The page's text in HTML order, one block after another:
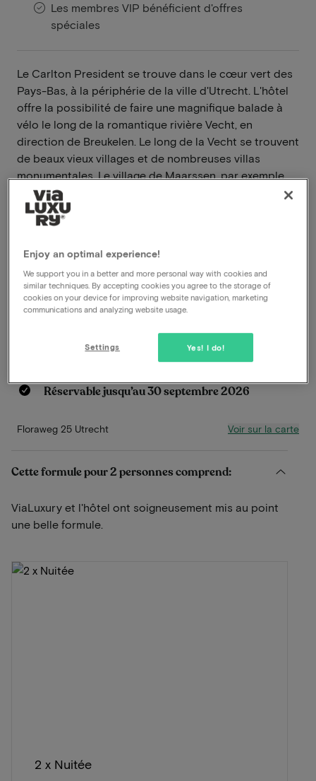
Les membres VIP bénéficient d'offres
spéciales
Le Carlton President se trouve dans le cœur vert des
Pays-Bas, à la périphérie de la ville d'Utrecht. L'hôtel
offre la possibilité de faire une magnifique balade à
vélo le long de la romantique rivière Vecht, en
direction de Breukelen. Le long de la Vecht se trouvent
de beaux vieux villages et de nombreuses villas
monumentales. Le village de Maarssen, par exemple,
est connu pour ses châteaux, jardins, parcs, maisons
de campagne, remises de calèches et pavillons de thé
voûtés.
En savoir plus
Frais de réservation inclus
Petit déjeuner inclus
Utilisation illimitée du centre de bien-être
Réservable jusqu’au 30 septembre 2026
Floraweg 25 Utrecht Voir sur la carte
Cette formule pour 2 personnes comprend:
ViaLuxury et l'hôtel ont soigneusement mis au point
une belle formule.
2 x Nuitée
Enjoy an optimal experience!
We support you in a better and more personal way with cookies and
similar techniques. By accepting cookies you agree to the storage of
cookies on your device for improving website navigation, marketing
communications and analyzing website usage.
Yes! I do!
Settings